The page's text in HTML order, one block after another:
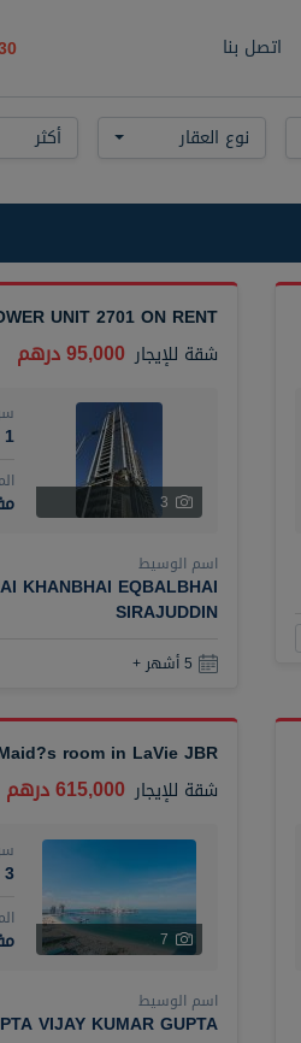
اتصل بنا
نوع العقار أكثر
UNIT 2701 ON RENT
شقة للإيجار 95,000 درهم
3
1
اسم الوسيط
KHANBHAI EQBALBHAI
SIRAJUDDIN
5 أشهر +
room in LaVie JBR
شقة للإيجار 615,000 درهم
7
3
اسم الوسيط
VIJAY KUMAR GUPTA